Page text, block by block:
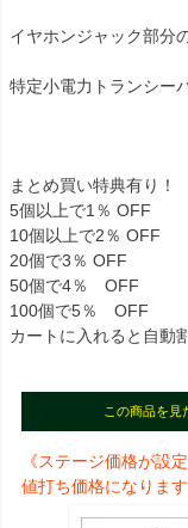
イヤホンジャック部
特定小電力トランシー
まとめ買い特典有り！
5個以上で1％ OFF
10個以上で2％ OFF
20個で3％ OFF
50個で4％ OFF
100個で5％ OFF
カートに入れると自動
この商品を見
《ステージ価格が設
値打ち価格になります